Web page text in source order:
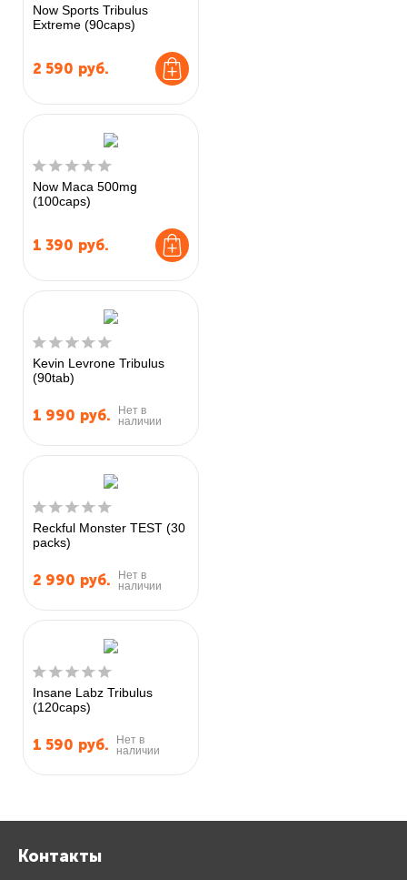
Now Sports Tribulus
Extreme (90caps)
2 590 руб.
Now Maca 500mg
(100caps)
1 390 руб.
Kevin Levrone Tribulus
(90tab)
1 990 руб.
Нет в
наличии
Reckful Monster TEST (30
packs)
2 990 руб.
Нет в
наличии
Insane Labz Tribulus
(120caps)
1 590 руб.
Нет в
наличии
Контакты